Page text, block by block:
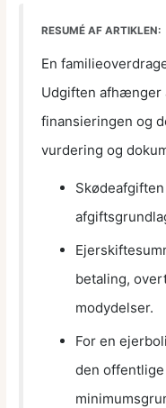
RESUMÉ AF ARTIKLEN:
En
Udgiften afhænger
finansieringen og
vurdering og
betaling,
modydelser.
For en
den